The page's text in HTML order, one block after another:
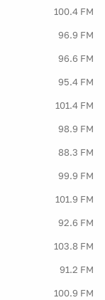
100.4 FM
96.9 FM
96.6 FM
95.4 FM
101.4 FM
98.9 FM
88.3 FM
99.9 FM
101.9 FM
92.6 FM
103.8 FM
91.2 FM
100.9 FM